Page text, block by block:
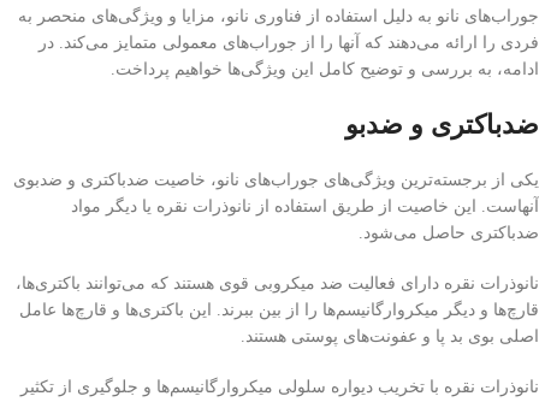
جوراب‌های نانو به دلیل استفاده از فناوری نانو، مزایا و ویژگی‌های منحصر به
فردی را ارائه می‌دهند که آنها را از جوراب‌های معمولی متمایز می‌کند. در
ادامه، به بررسی و توضیح کامل این ویژگی‌ها خواهیم پرداخت.
ضدباکتری و ضدبو
یکی از برجسته‌ترین ویژگی‌های جوراب‌های نانو، خاصیت ضدباکتری و ضدبوی
آنهاست. این خاصیت از طریق استفاده از نانوذرات نقره یا دیگر مواد
ضدباکتری حاصل می‌شود.
نانوذرات نقره دارای فعالیت ضد میکروبی قوی هستند که می‌توانند باکتری‌ها،
قارچ‌ها و دیگر میکروارگانیسم‌ها را از بین ببرند. این باکتری‌ها و قارچ‌ها عامل
اصلی بوی بد پا و عفونت‌های پوستی هستند.
نانوذرات نقره با تخریب دیواره سلولی میکروارگانیسم‌ها و جلوگیری از تکثیر